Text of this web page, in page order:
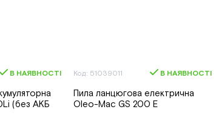
В НАЯВНОСТІ
(без АКБ
Код: 51039011 В НАЯВНОСТІ
Пила ланцюгова електрична
Oleo-Mac GS 200 E